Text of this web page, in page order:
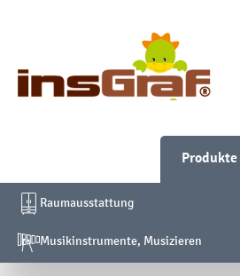
Produkte
Raumausstattung
Musikinstrumente, Musizieren